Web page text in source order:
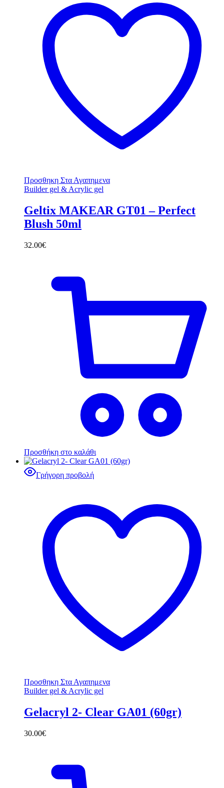
Προσθηκη Στα Αγαπημενα
Builder gel & Acrylic gel
Geltix MAKEAR GT01 – Perfect
Blush 50ml
32.00€
Προσθήκη στο καλάθι
Γρήγορη προβολή
Προσθηκη Στα Αγαπημενα
Builder gel & Acrylic gel
Gelacryl 2- Clear GA01 (60gr)
30.00€